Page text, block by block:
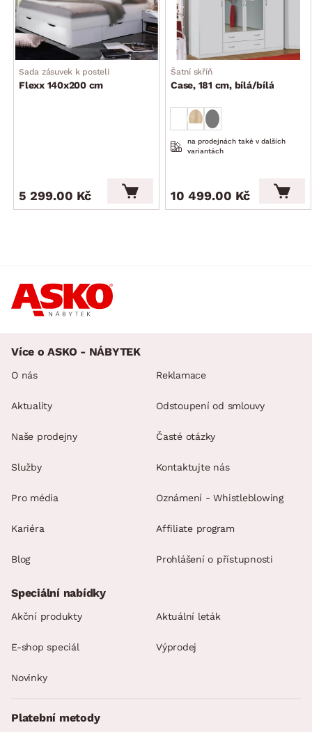
Sada zásuvek k posteli
Flexx 140x200 cm
5 299.00 Kč
Šatní skříň
Case, 181 cm, bílá/bílá
na prodejnách také v dalších
variantách
10 499.00 Kč
Více o ASKO - NÁBYTEK
O nás
Aktuality
Naše prodejny
Služby
Pro média
Kariéra
Blog
Reklamace
Odstoupení od smlouvy
Časté otázky
Kontaktujte nás
Oznámení - Whistleblowing
Affiliate program
Prohlášení o přístupnosti
Speciální nabídky
Akční produkty Aktuální leták
E-shop speciál Výprodej
Novinky
Platební metody